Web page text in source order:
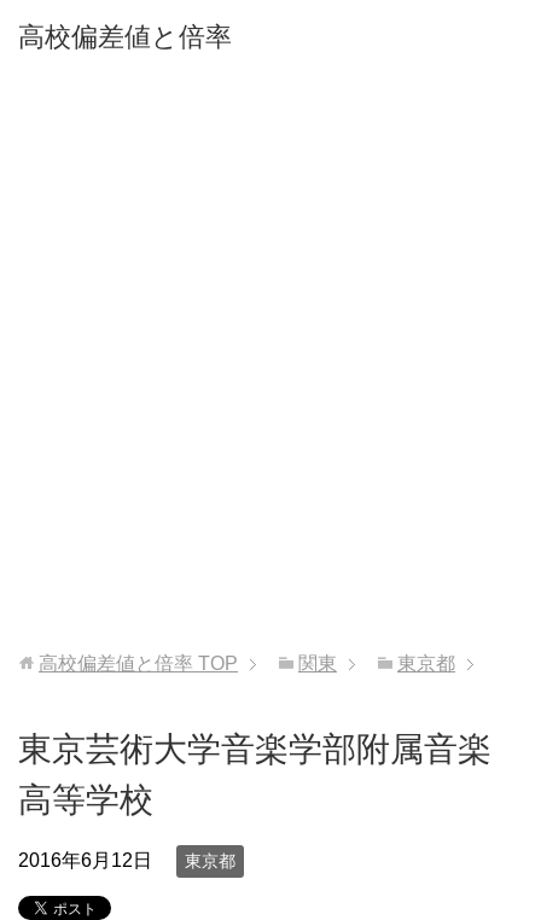
高校偏差値と倍率
高校偏差値と倍率 TOP 関東 東京都
東京芸術大学音楽学部附属音楽
高等学校
2016年6月12日 東京都